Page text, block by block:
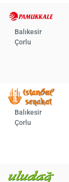
Balıkesir
Çorlu
Balıkesir
Çorlu